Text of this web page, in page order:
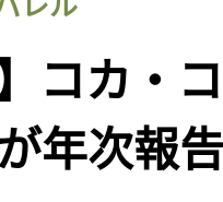
コカ・
年次報